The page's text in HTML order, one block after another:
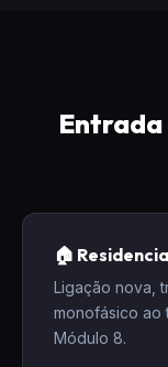
Entrada
🏠
Ligação nova,
monofásico ao
Módulo 8.